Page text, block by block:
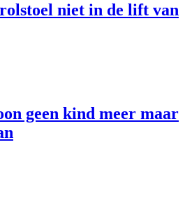
niet in de lift van
geen kind meer maar